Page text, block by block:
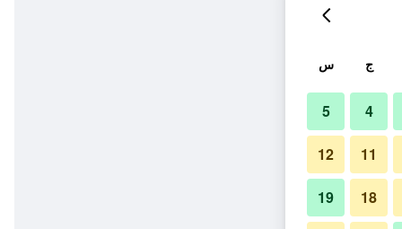
ج س
4
5
11
12
18
19